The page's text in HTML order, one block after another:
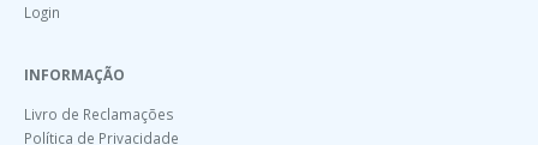
Login
INFORMAÇÃO
Livro de Reclamações
Política de Privacidade